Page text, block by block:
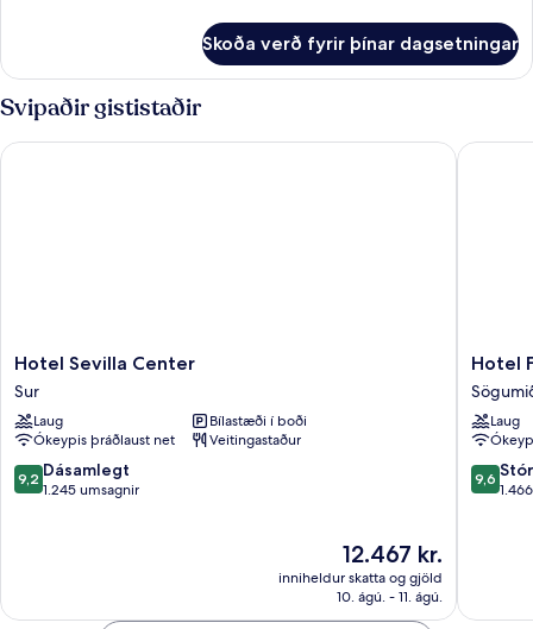
Skoða verð fyrir þínar dagsetningar
Svipaðir gististaðir
Hotel
Sevilla
Center
Sur
Hotel Sevilla Center
Sur
Laug
Bílastæði í boði
Ókeypis þráðlaust net
Veitingastaður
9.2
af
9,2 Dásamlegt
1.245 umsagnir
Verðið
er
12.467 kr.
12.467 kr.
inniheldur skatta og gjöld
10. ágú. - 11. ágú.
Hotel Sevilla Center
Hotel
III
Hotel
Laug
9.6
af
9,6
Hotel